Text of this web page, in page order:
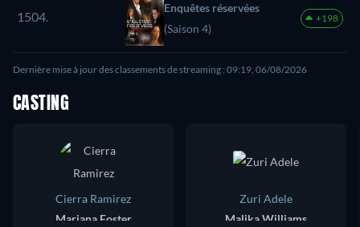
1504.
Enquêtes réservées
(Saison 4)
+198
Dernière mise à jour des classements de streaming : 09:19, 06/08/2026
CASTING
Cierra Ramirez
Mariana Foster
Zuri Adele
Malika Williams